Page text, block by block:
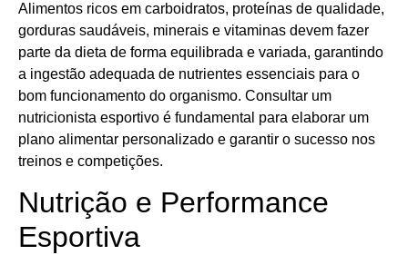
Alimentos ricos em carboidratos, proteínas de qualidade,
gorduras saudáveis, minerais e vitaminas devem fazer
parte da dieta de forma equilibrada e variada, garantindo
a ingestão adequada de nutrientes essenciais para o
bom funcionamento do organismo. Consultar um
nutricionista esportivo é fundamental para elaborar um
plano alimentar personalizado e garantir o sucesso nos
treinos e competições.
Nutrição e Performance
Esportiva